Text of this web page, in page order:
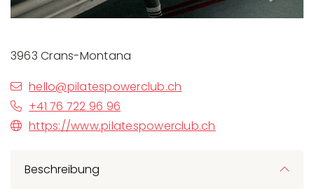
3963 Crans-Montana
hello@pilatespowerclub.ch
+41 76 722 96 96
https://www.pilatespowerclub.ch
Beschreibung